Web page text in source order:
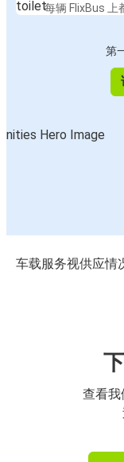
每辆 FlixBus 上
第
车载服务视供应情
查看我